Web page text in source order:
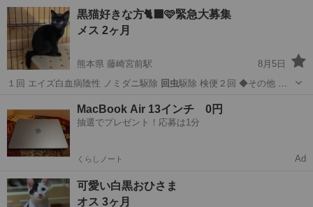
東京 大田区 羽田空港第1・第2ターミナル駅
有無
黒猫好きな方🐈‍⬛🩷緊急大募集
メス 2ヶ月
熊本県 藤崎宮前駅
8月5日
１回 エイズ白血病陰性 ノミダニ駆除 回虫駆除 検便２回 ◆その他 ご
猫
MacBook Air 13インチ 0円
抽選でプレゼント！応募は1分
くらしノート Ad
可愛い白黒おひさま
オス 3ヶ月